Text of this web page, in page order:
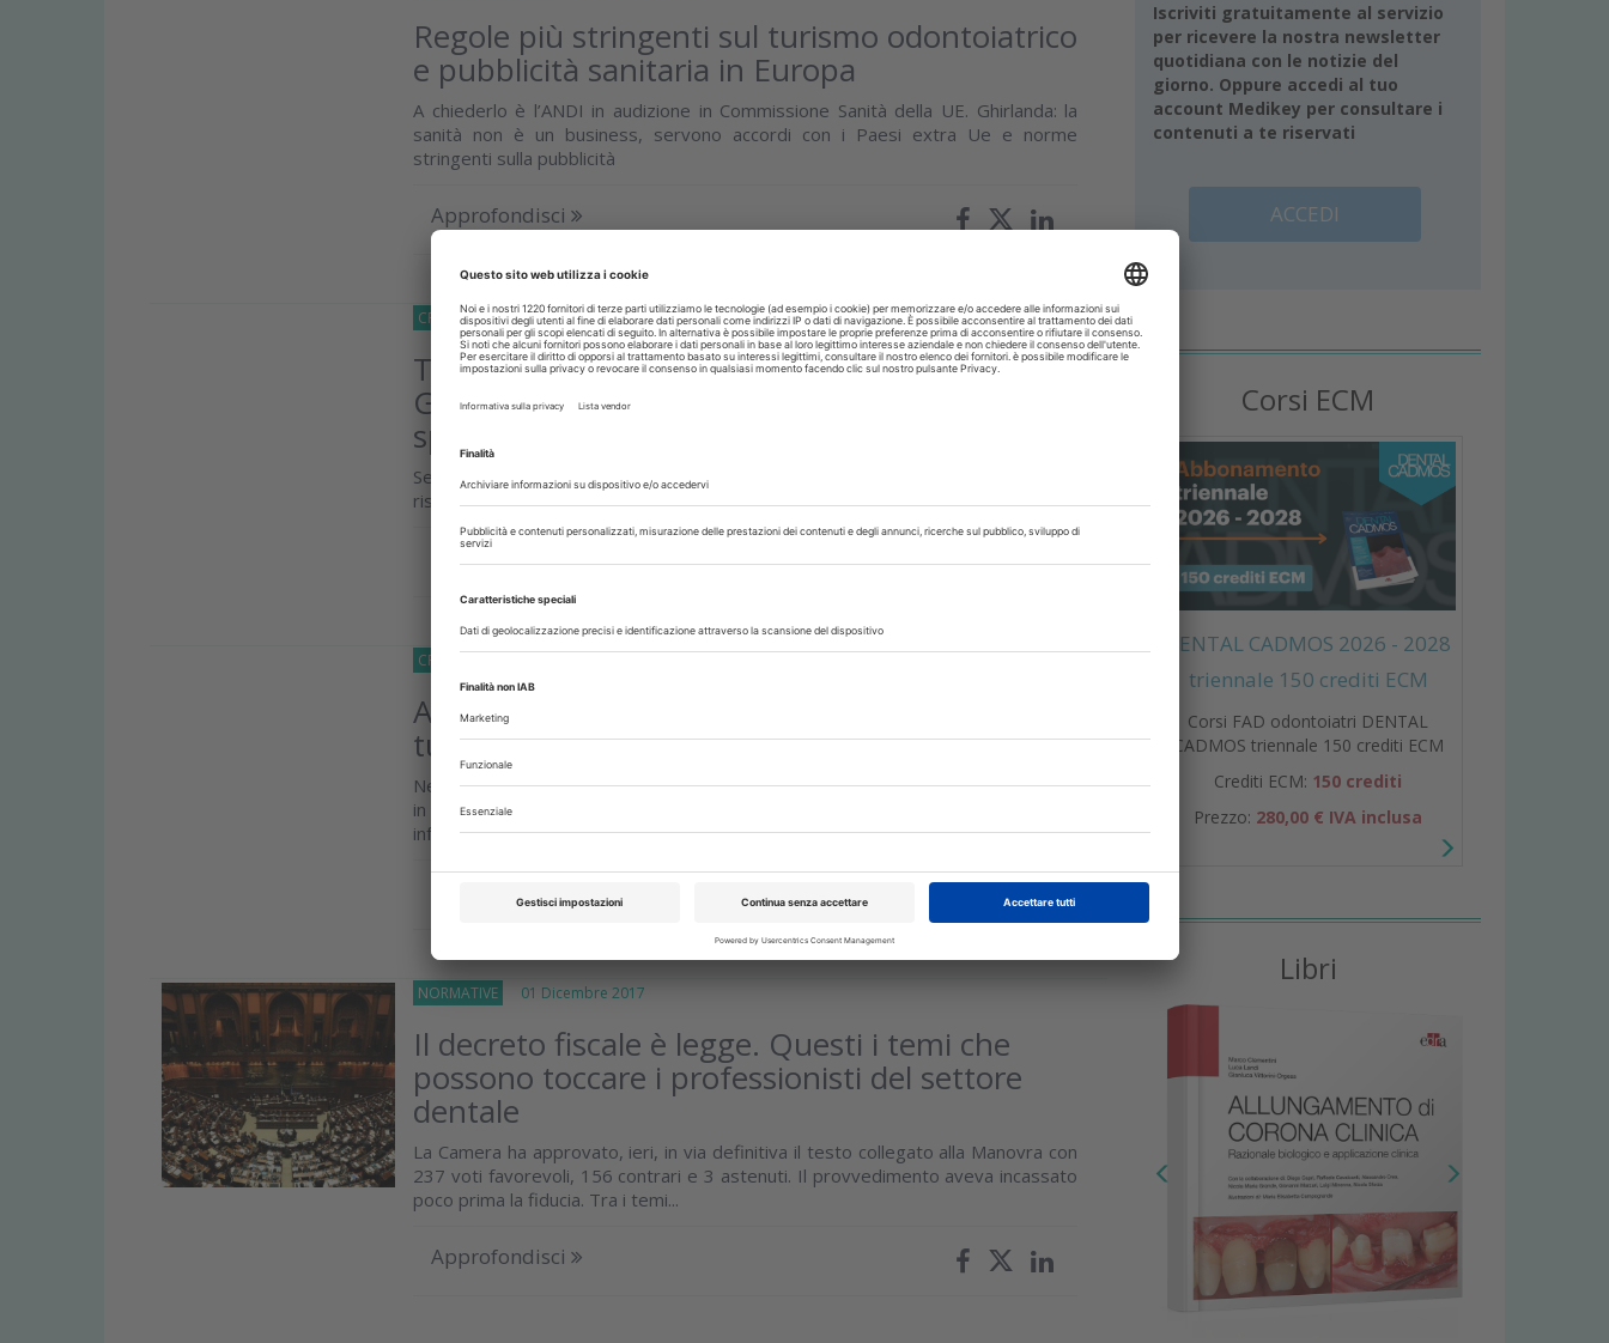
Regole più stringenti sul turismo odontoiatrico
e pubblicità sanitaria in Europa
A chiederlo è l’ANDI in audizione in Commissione Sanità della UE. Ghirlanda: la
sanità non è un business, servono accordi con i Paesi extra Ue e norme
stringenti sulla pubblicità
Approfondisci
CRONACA 23 Luglio 2025
Turismo odontoiatrico, approvato Ordine del
Giorno volto a escludere la detraibilità delle
spese
Senna (Cao): “Un primo passo importante contro un fenomeno che mette a
rischio la salute dei cittadini”
Approfondisci
CRONACA
Al Parlamento Europeo si è discusso di
turismo sanitario e odontoiatrico
Nella riunione plenaria, sollecitata dall’On. Picaro, si è parlato dei rischi di recarsi
in Pesi Extra Ue per ottenere le cure dei possibili interventi. Al via campagne
informative in tutti gli...
NORMATIVE 01 Dicembre 2017
Il decreto fiscale è legge. Questi i temi che
possono toccare i professionisti del settore
dentale
La Camera ha approvato, ieri, in via definitiva il testo collegato alla Manovra con
237 voti favorevoli, 156 contrari e 3 astenuti. Il provvedimento aveva incassato
poco prima la fiducia. Tra i temi...
Approfondisci
Iscriviti gratuitamente al servizio
per ricevere la nostra newsletter
quotidiana con le notizie del
giorno. Oppure accedi al tuo
account Medikey per consultare i
contenuti a te riservati
ACCEDI
Corsi ECM
DENTAL CADMOS 2026 - 2028
triennale 150 crediti ECM
Corsi FAD odontoiatri DENTAL
CADMOS triennale 150 crediti ECM
Crediti ECM: 150 crediti
Prezzo: 280,00 € IVA inclusa
Libri